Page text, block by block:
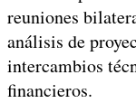
reuniones
análisis de
intercambios
financieros.